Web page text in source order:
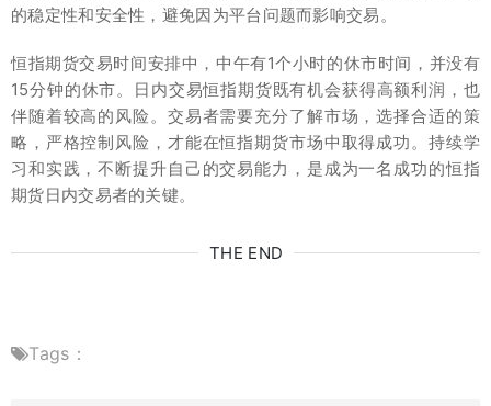
的稳定性和安全性，避免因为平台问题而影响交易。
恒指期货交易时间安排中，中午有1个小时的休市时间，并没有
15分钟的休市。日内交易恒指期货既有机会获得高额利润，也
伴随着较高的风险。交易者需要充分了解市场，选择合适的策
略，严格控制风险，才能在恒指期货市场中取得成功。持续学
习和实践，不断提升自己的交易能力，是成为一名成功的恒指
期货日内交易者的关键。
THE END
Tags：